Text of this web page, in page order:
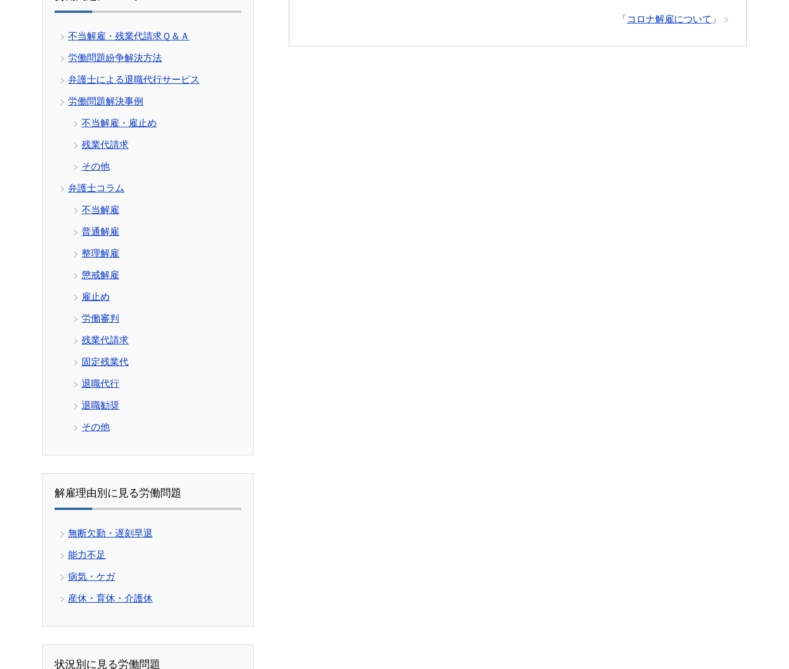
「 コロナ解雇について 」
不当解雇・残業代請求Ｑ＆Ａ
労働問題紛争解決方法
弁護士による退職代行サービス
労働問題解決事例
不当解雇・雇止め
残業代請求
その他
弁護士コラム
不当解雇
普通解雇
整理解雇
懲戒解雇
雇止め
労働審判
残業代請求
固定残業代
退職代行
退職勧奨
その他
解雇理由別に見る労働問題
無断欠勤・遅刻早退
能力不足
病気・ケガ
産休・育休・介護休
状況別に見る労働問題